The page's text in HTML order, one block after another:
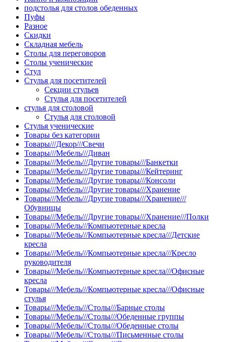
подстолья для столов обеденных
Пуфы
Разное
Скидки
Складная мебель
Столы для переговоров
Столы ученические
Стул
Стулья для посетителей
Секции стульев
Стулья для посетителей
стулья для столовой
Стулья для столовой
Стулья ученические
Товары без категории
Товары///Декор///Свечи
Товары///Мебель///Диван
Товары///Мебель///Другие товары///Банкетки
Товары///Мебель///Другие товары///Кейтеринг
Товары///Мебель///Другие товары///Консоли
Товары///Мебель///Другие товары///Хранение
Товары///Мебель///Другие товары///Хранение///
Обувницы
Товары///Мебель///Другие товары///Хранение///Полки
Товары///Мебель///Компьютерные кресла
Товары///Мебель///Компьютерные кресла///Детские
кресла
Товары///Мебель///Компьютерные кресла///Кресло
руководителя
Товары///Мебель///Компьютерные кресла///Офисные
кресла
Товары///Мебель///Компьютерные кресла///Офисные
стулья
Товары///Мебель///Столы///Барные столы
Товары///Мебель///Столы///Обеденные группы
Товары///Мебель///Столы///Обеденные столы
Товары///Мебель///Столы///Письменные столы